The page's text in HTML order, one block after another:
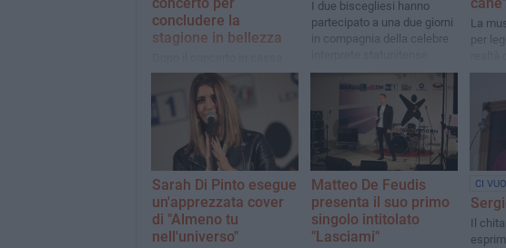
concludere la
stagione in bellezza
armonica, un'ultima data per
i giovani musicisti e
musiciste biscegliesi
I due biscegliesi hanno
partecipato a una due giorni
in compagnia della celebre
La
per
giorno
Sarah Di Pinto esegue
un'apprezzata cover
di "Almeno tu
nell'universo"
Matteo De Feudis
presenta il suo primo
singolo intitolato
"Lasciami"
CI
Il